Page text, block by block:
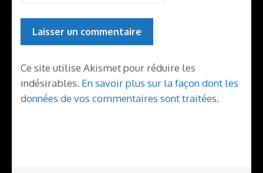
Ce site utilise Akismet pour réduire les
indésirables. En savoir plus sur la façon dont les
données de vos commentaires sont traitées.